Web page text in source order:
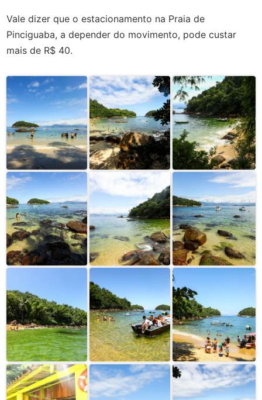
Vale dizer que o estacionamento na Praia de
Pinciguaba, a depender do movimento, pode custar
mais de R$ 40.